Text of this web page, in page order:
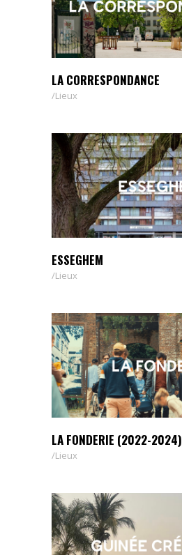
LA CORRESPONDANCE
Lieux
ESSEGHEM
Lieux
LA FONDERIE (2022-2024)
Lieux